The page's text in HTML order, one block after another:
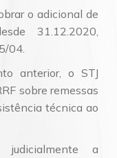
o adicional de
31.12.2020,
04.
anterior, o STJ
sobre remessas
técnica ao
a